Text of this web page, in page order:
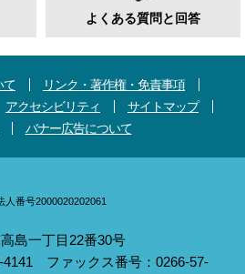
よくある質問と回答
て
リンク・著作権・免責事項
アクセシビリティ
サイトマップ
バナー広告について
人番号2000020202061
島一丁目22番30号
4141 ファックス番号：0266-57-